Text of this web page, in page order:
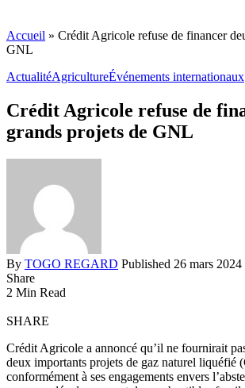
Accueil » Crédit Agricole refuse de financer
GNL
ActualitéAgricultureÉvénements internationaux
Crédit Agricole refuse de
grands projets de GNL
By TOGO REGARD Published 26 mars 2024
Share
2 Min Read
SHARE
Crédit Agricole a annoncé qu’il ne fournirait
deux importants projets de gaz naturel liquéfié
conformément à ses engagements envers